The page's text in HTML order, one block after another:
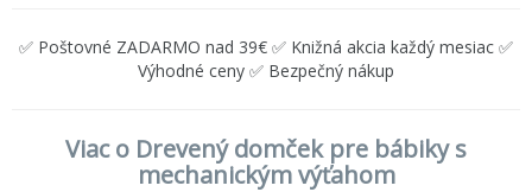
✅ Poštovné ZADARMO nad 39€ ✅ Knižná akcia každý mesiac ✅
Výhodné ceny ✅ Bezpečný nákup
Viac o Drevený domček pre bábiky s
mechanickým výťahom